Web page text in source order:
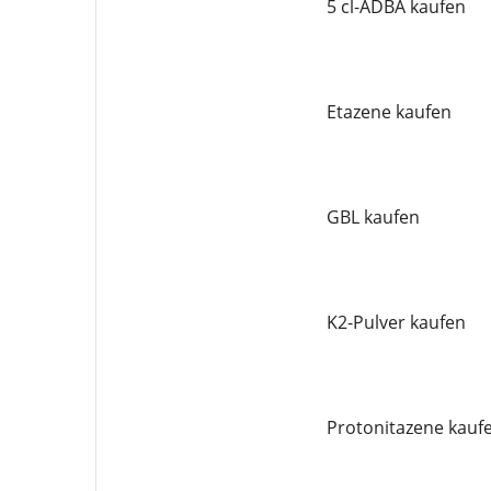
5 cl-ADBA kaufen
Etazene kaufen
GBL kaufen
K2-Pulver kaufen
Protonitazene